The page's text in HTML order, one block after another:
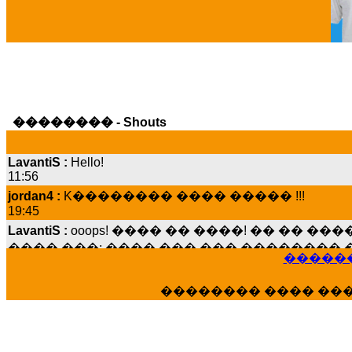
�������� - Shouts
11:56
jordan4 :
19:45
LavantiS :
���� ���; ���� ��� ��� ��������
15:07
���� ����� ��������
LavantiS :����� ���� ������� ���
�������� ����